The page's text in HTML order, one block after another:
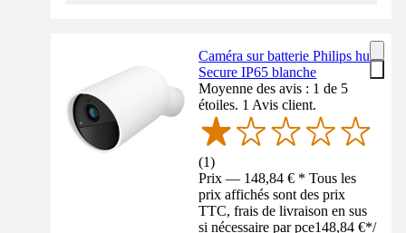
Caméra sur batterie Philips hue
Secure IP65 blanche
Moyenne des avis : 1 de 5
étoiles. 1 Avis client.
(1)
Prix — 148,84 € * Tous les
prix affichés sont des prix
TTC, frais de livraison en sus
si nécessaire par pce148,84 €*/